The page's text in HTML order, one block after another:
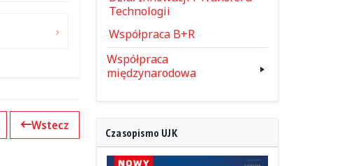
Wstecz
Technologii
Współpraca B+R
Współpraca
międzynarodowa
Czasopismo UJK